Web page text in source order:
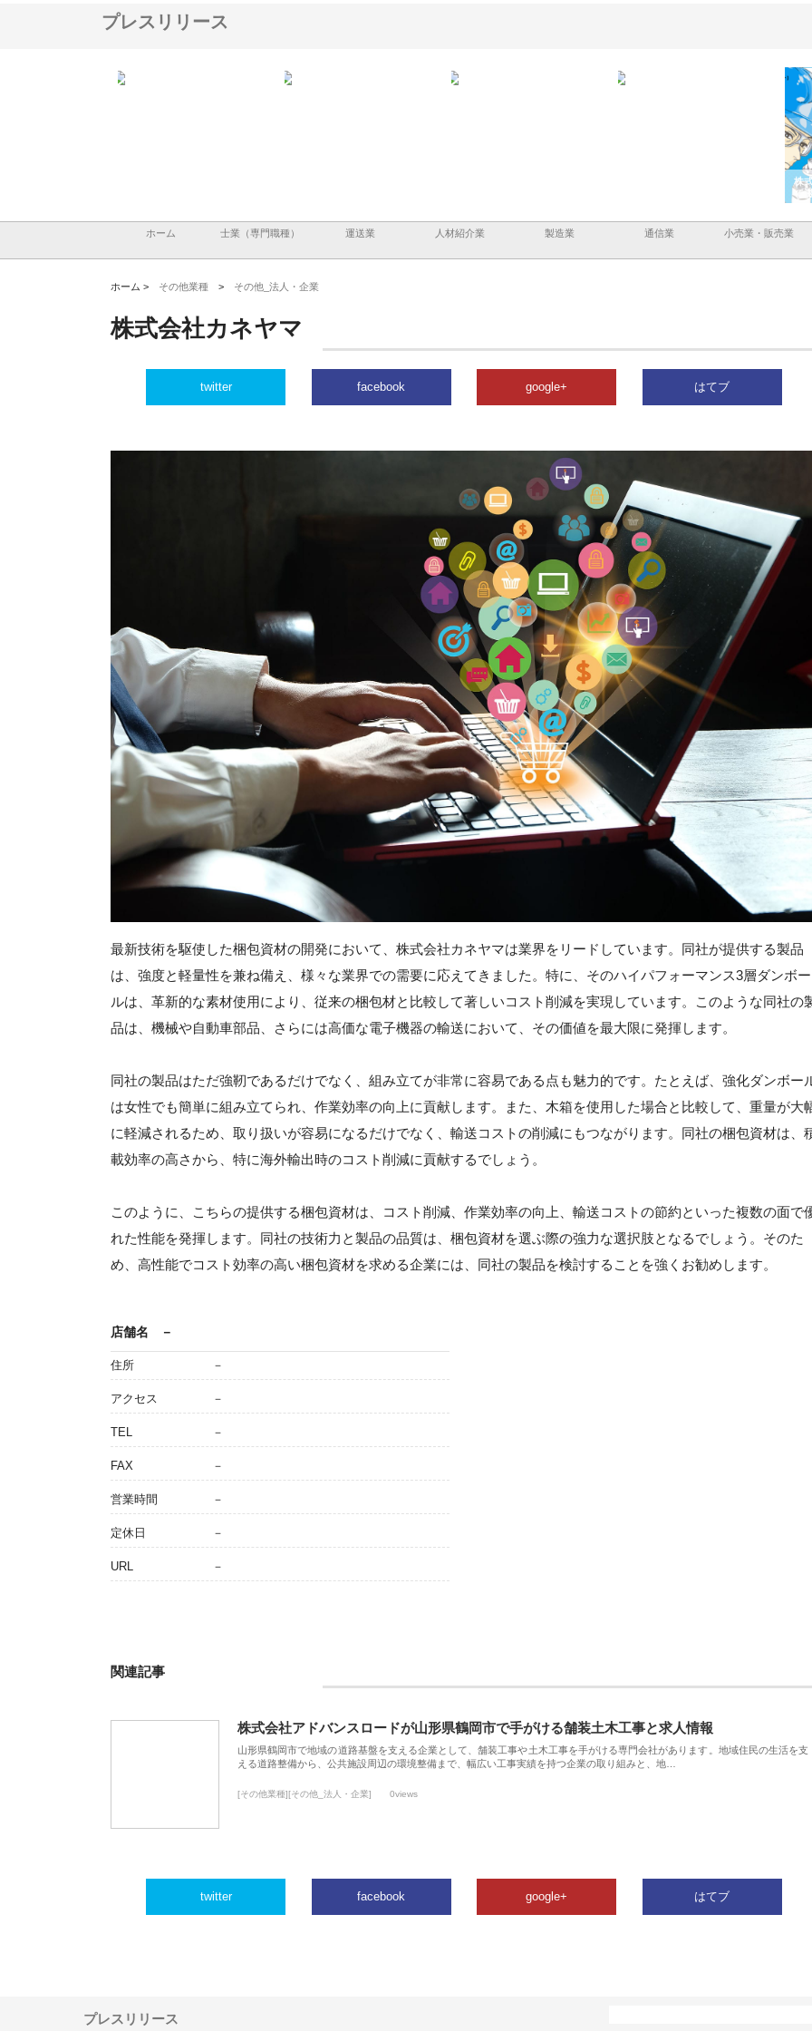
プレスリリース
株
で
ホーム 士業（専門職種） 運送業 人材紹介業 製造業 通信業 小売業・販売業
ホーム > その他業種 > その他_法人・企業
株式会社カネヤマ
twitter facebook google+ はてブ
最新技術を駆使した梱包資材の開発において、株式会社カネヤマは業界をリードしています。同社が提供する製品
は、強度と軽量性を兼ね備え、様々な業界での需要に応えてきました。特に、そのハイパフォーマンス3層ダンボー
ルは、革新的な素材使用により、従来の梱包材と比較して著しいコスト削減を実現しています。このような同社の
品は、機械や自動車部品、さらには高価な電子機器の輸送において、その価値を最大限に発揮します。
同社の製品はただ強靭であるだけでなく、組み立てが非常に容易である点も魅力的です。たとえば、強化ダンボー
は女性でも簡単に組み立てられ、作業効率の向上に貢献します。また、木箱を使用した場合と比較して、重量が大
に軽減されるため、取り扱いが容易になるだけでなく、輸送コストの削減にもつながります。同社の梱包資材は、
載効率の高さから、特に海外輸出時のコスト削減に貢献するでしょう。
このように、こちらの提供する梱包資材は、コスト削減、作業効率の向上、輸送コストの節約といった複数の面で
れた性能を発揮します。同社の技術力と製品の品質は、梱包資材を選ぶ際の強力な選択肢となるでしょう。そのた
め、高性能でコスト効率の高い梱包資材を求める企業には、同社の製品を検討することを強くお勧めします。
店舗名 －
住所 －
アクセス －
TEL －
FAX －
営業時間 －
定休日 －
URL －
関連記事
株式会社アドバンスロードが山形県鶴岡市で手がける舗装土木工事と求人情報
山形県鶴岡市で地域の道路基盤を支える企業として、舗装工事や土木工事を手がける専門会社があります。地域住民の生活を支
える道路整備から、公共施設周辺の環境整備まで、幅広い工事実績を持つ企業の取り組みと、地…
[その他業種][その他_法人・企業] 0views
twitter facebook google+ はてブ
プレスリリース